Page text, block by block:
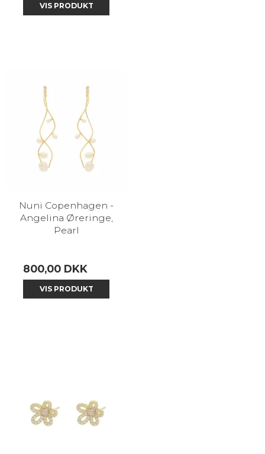
VIS PRODUKT
Nuni Copenhagen -
Angelina Øreringe,
Pearl
800,00 DKK
VIS PRODUKT